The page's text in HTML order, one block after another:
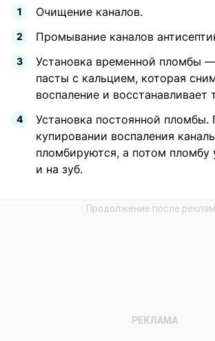
Очищение каналов.
Промывание каналов
Установка временной пломбы
пасты с кальцием, которая
воспаление и восстанавливает
Установка постоянной пломбы.
купировании воспаления
пломбируются, а потом пломбу
и на зуб.